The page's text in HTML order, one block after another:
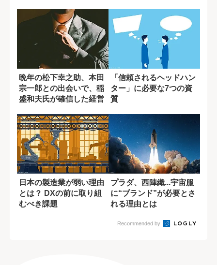
晩年の松下幸之助、本田
宗一郎との出会いで、稲
盛和夫氏が確信した経営
「信頼されるヘッドハン
ター」に必要な7つの資
質
日本の製造業が弱い理由
とは？ DXの前に取り組
むべき課題
プラダ、西陣織...宇宙服
に“ブランド”が必要とさ
れる理由とは
Recommended by